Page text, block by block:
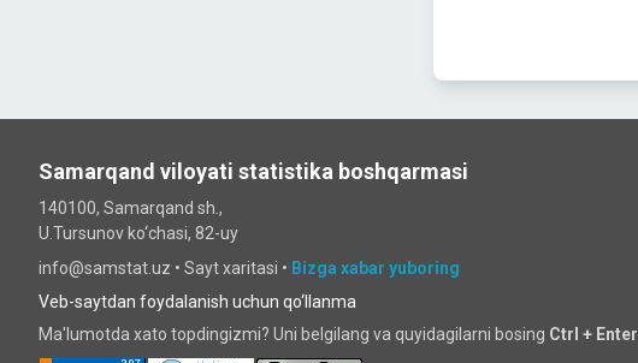
Samarqand viloyati statistika boshqarmasi
140100, Samarqand sh.,
U.Tursunov ko‘chаsi, 82-uy
info@samstat.uz • Sayt xaritasi • Bizga xabar yuboring
Veb-saytdan foydalanish uchun qo‘llanma
Ma'lumotda xato topdingizmi? Uni belgilang va quyidagilarni bosing Ctrl + Enter